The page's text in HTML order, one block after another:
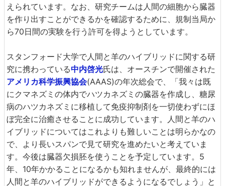
えられています。なお、研究チームは人間の細胞から臓器
を作り出すことができるかを確認するために、規制当局か
ら70日間の実験を行う許可を得ようとしています。
スタンフォード大学で人間と羊のハイブリッドに関する研
究に携わっている中内啓光氏は、オースチンで開催された
アメリカ科学振興協会(AAAS)の年次総会で、「我々は既
にクマネズミの体内でハツカネズミの臓器を作成し、糖尿
病のハツカネズミに移植して免疫抑制剤を一切使わずにほ
ぼ完全に治癒させることに成功しています。人間と羊のハ
イブリッドについてはこれよりも難しいことは明らかなの
で、より長いスパンで見て研究を進めたいと考えていま
す。今後は臓器欠損胚を使うことを予定しています。5
年、10年かかることになるかも知れませんが、最終的には
人間と羊のハイブリッドができるようになるでしょう」と